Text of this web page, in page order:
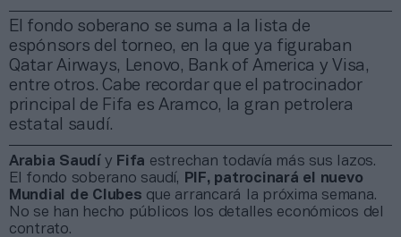
El fondo soberano se suma a la lista de
espónsors del torneo, en la que ya figuraban
Qatar Airways, Lenovo, Bank of America y Visa,
entre otros. Cabe recordar que el patrocinador
principal de Fifa es Aramco, la gran petrolera
estatal saudí.
Arabia Saudí y Fifa estrechan todavía más sus lazos.
El fondo soberano saudí,
PIF, patrocinará el nuevo
Mundial de Clubes que arrancará la próxima semana.
No se han hecho públicos los detalles económicos del
contrato.